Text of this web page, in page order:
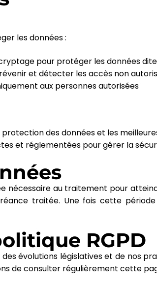
les données :
pour protéger les données
et détecter les accès non
aux personnes autorisées
des données et les
et réglementées pour gérer la
nécessaire au traitement pour
traitée. Une fois cette période
RGPD
évolutions législatives et de nos
de consulter régulièrement cette